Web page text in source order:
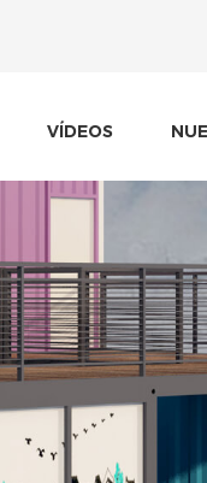
VÍDEOS